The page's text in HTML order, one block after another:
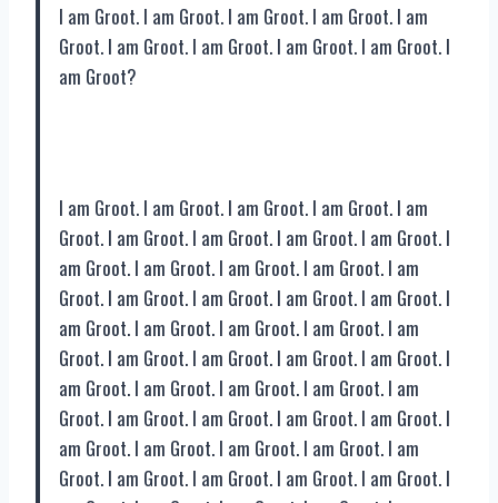
I am Groot. I am Groot. I am Groot. I am Groot. I am
Groot. I am Groot. I am Groot. I am Groot. I am Groot. I
am Groot?
I am Groot. I am Groot. I am Groot. I am Groot. I am
Groot. I am Groot. I am Groot. I am Groot. I am Groot. I
am Groot. I am Groot. I am Groot. I am Groot. I am
Groot. I am Groot. I am Groot. I am Groot. I am Groot. I
am Groot. I am Groot. I am Groot. I am Groot. I am
Groot. I am Groot. I am Groot. I am Groot. I am Groot. I
am Groot. I am Groot. I am Groot. I am Groot. I am
Groot. I am Groot. I am Groot. I am Groot. I am Groot. I
am Groot. I am Groot. I am Groot. I am Groot. I am
Groot. I am Groot. I am Groot. I am Groot. I am Groot. I